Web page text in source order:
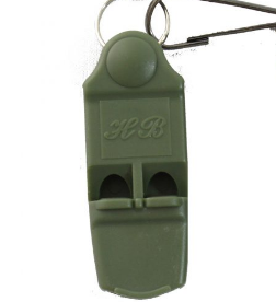
お好みプリント 例1
ミリタリー部
ウェア類
バッグ類
装具類
カートを見る